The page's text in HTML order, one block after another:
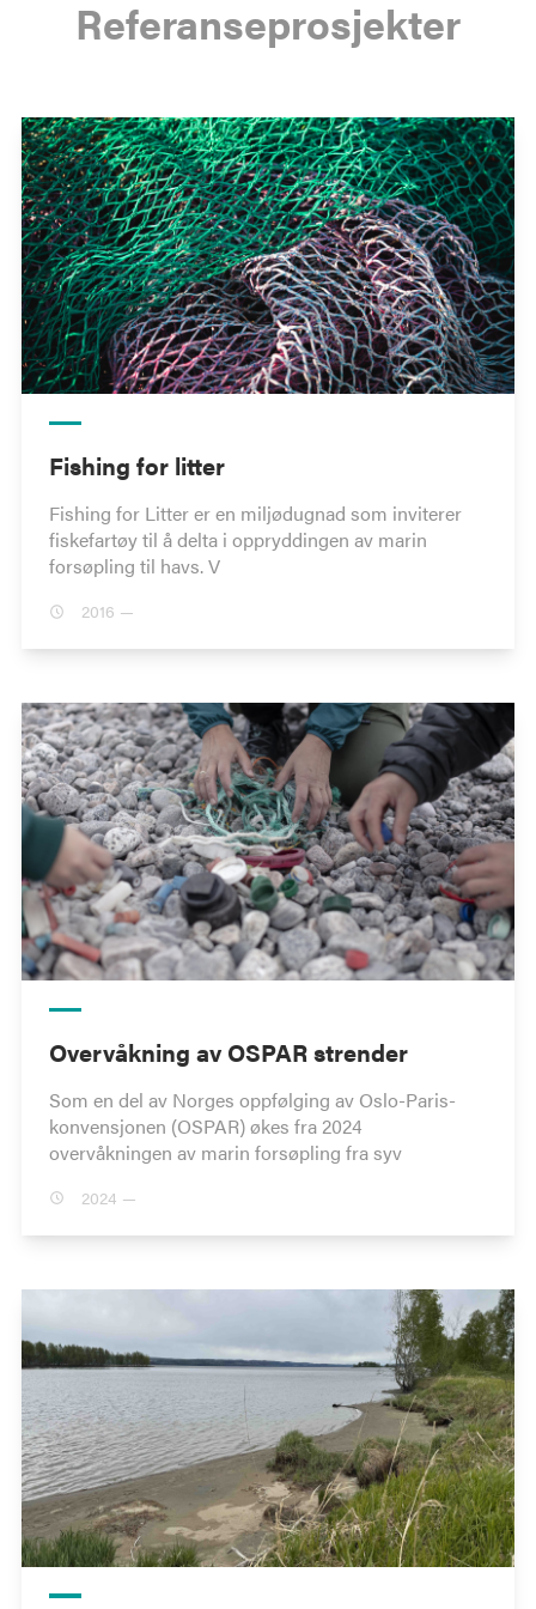
Referanseprosjekter
Fishing for litter
Fishing for Litter er en miljødugnad som inviterer
fiskefartøy til å delta i oppryddingen av marin
forsøpling til havs. V
2016 —
Overvåkning av OSPAR strender
Som en del av Norges oppfølging av Oslo-Paris-
konvensjonen (OSPAR) økes fra 2024
overvåkningen av marin forsøpling fra syv
2024 —